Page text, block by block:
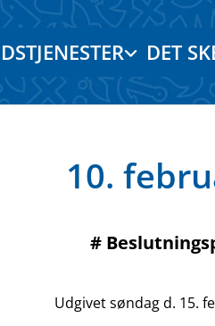
DET
10.
#
Udgivet søndag d. 15.